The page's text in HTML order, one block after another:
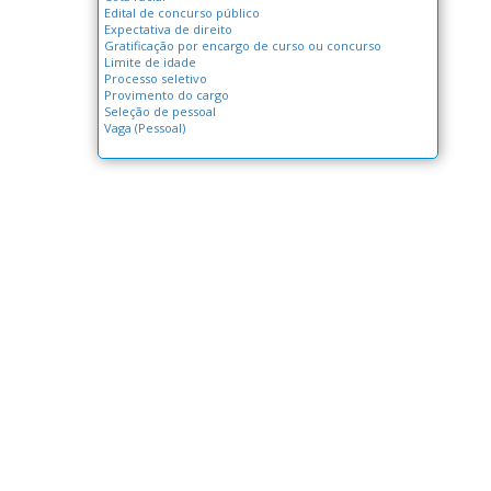
Edital de concurso público
Expectativa de direito
Gratificação por encargo de curso ou concurso
Limite de idade
Processo seletivo
Provimento do cargo
Seleção de pessoal
Vaga (Pessoal)